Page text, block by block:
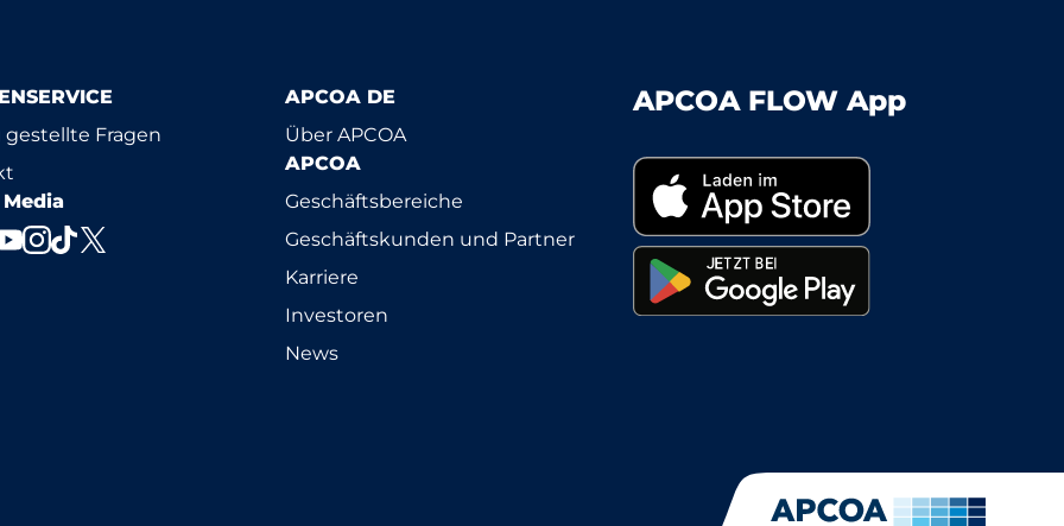
gestellte Fragen
APCOA DE
Über APCOA
APCOA
Geschäftsbereiche
Geschäftskunden und Partner
Karriere
Investoren
News
APCOA FLOW App